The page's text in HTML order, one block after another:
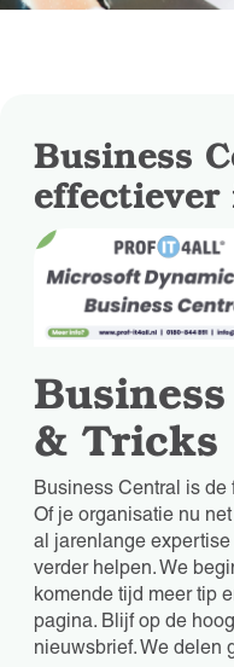
Business
& Tricks
Business Central is de
Of je organisatie nu
al jarenlange
verder helpen. We
komende tijd meer tip
pagina. Blijf op de
nieuwsbrief. We delen